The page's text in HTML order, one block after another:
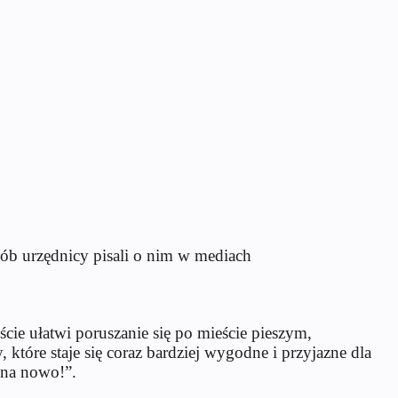
urzędnicy pisali o nim w mediach
ułatwi poruszanie się po mieście pieszym,
staje się coraz bardziej wygodne i przyjazne dla
nowo!”.